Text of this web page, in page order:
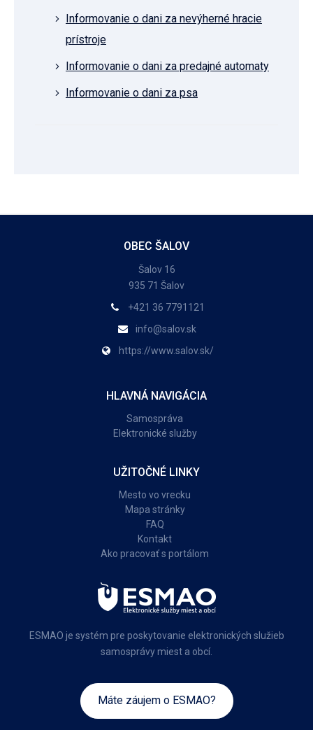
Informovanie o dani za nevýherné hracie
prístroje
Informovanie o dani za predajné automaty
Informovanie o dani za psa
OBEC ŠALOV
Šalov 16
935 71 Šalov
+421 36 7791121
info@salov.sk
https://www.salov.sk/
HLAVNÁ NAVIGÁCIA
Samospráva
Elektronické služby
UŽITOČNÉ LINKY
Mesto vo vrecku
Mapa stránky
FAQ
Kontakt
Ako pracovať s portálom
ESMAO je systém pre poskytovanie elektronických služieb
samosprávy miest a obcí.
Máte záujem o ESMAO?